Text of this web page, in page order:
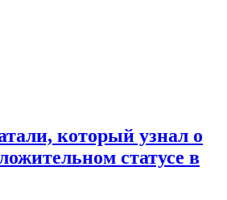
который узнал о
статусе в